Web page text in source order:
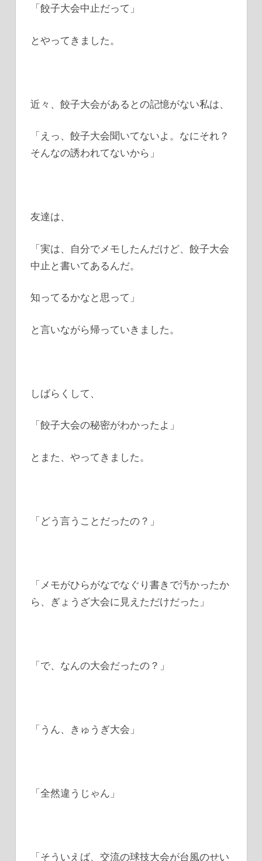
「餃子大会中止だって」
とやってきました。
近々、餃子大会があるとの記憶がない私は、
「えっ、餃子大会聞いてないよ。なにそれ？
そんなの誘われてないから」
友達は、
「実は、自分でメモしたんだけど、餃子大会
中止と書いてあるんだ。
知ってるかなと思って」
と言いながら帰っていきました。
しばらくして、
「餃子大会の秘密がわかったよ」
とまた、やってきました。
「どう言うことだったの？」
「メモがひらがなでなぐり書きで汚かったか
ら、ぎょうざ大会に見えただけだった」
「で、なんの大会だったの？」
「うん、きゅうぎ大会」
「全然違うじゃん」
「そういえば、交流の球技大会が台風のせい